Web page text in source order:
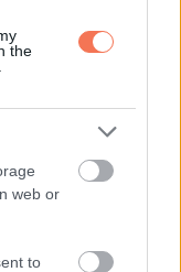
the
web or
to